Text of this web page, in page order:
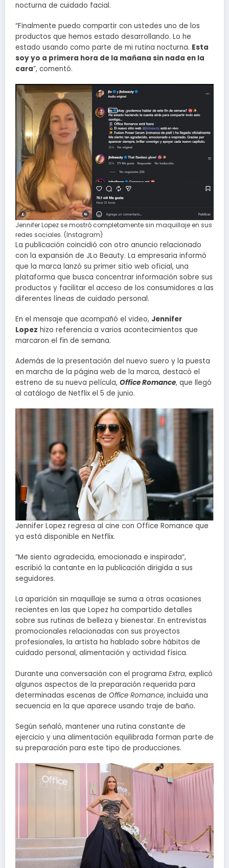
nocturna de cuidado facial.
“Finalmente puedo compartir con ustedes uno de los
productos que hemos estado desarrollando. Lo he
estado usando como parte de mi rutina nocturna. Esta
soy yo a primera hora de la mañana sin nada en la
cara”, comentó.
Jennifer Lopez se mostró completamente sin maquillaje en sus
redes sociales. (Instagram)
La publicación coincidió con otro anuncio relacionado
con la expansión de JLo Beauty. La empresaria informó
que la marca lanzó su primer sitio web oficial, una
plataforma que busca concentrar información sobre sus
productos y facilitar el acceso de los consumidores a las
diferentes líneas de cuidado personal.
En el mensaje que acompañó el video, Jennifer
Lopez hizo referencia a varios acontecimientos que
marcaron el fin de semana.
Además de la presentación del nuevo suero y la puesta
en marcha de la página web de la marca, destacó el
estreno de su nueva película, Office Romance, que llegó
al catálogo de Netflix el 5 de junio.
Jennifer Lopez regresa al cine con Office Romance que
ya está disponible en Netflix.
“Me siento agradecida, emocionada e inspirada”,
escribió la cantante en la publicación dirigida a sus
seguidores.
La aparición sin maquillaje se suma a otras ocasiones
recientes en las que Lopez ha compartido detalles
sobre sus rutinas de belleza y bienestar. En entrevistas
promocionales relacionadas con sus proyectos
profesionales, la artista ha hablado sobre hábitos de
cuidado personal, alimentación y actividad física.
Durante una conversación con el programa Extra, explicó
algunos aspectos de la preparación requerida para
determinadas escenas de Office Romance, incluida una
secuencia en la que aparece usando traje de baño.
Según señaló, mantener una rutina constante de
ejercicio y una alimentación equilibrada forman parte de
su preparación para este tipo de producciones.